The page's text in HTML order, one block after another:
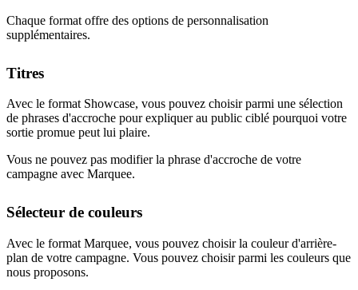
Chaque format offre des options de personnalisation
supplémentaires.
Titres
Avec le format Showcase, vous pouvez choisir parmi une sélection
de phrases d'accroche pour expliquer au public ciblé pourquoi votre
sortie promue peut lui plaire.
Vous ne pouvez pas modifier la phrase d'accroche de votre
campagne avec Marquee.
Sélecteur de couleurs
Avec le format Marquee, vous pouvez choisir la couleur d'arrière-
plan de votre campagne. Vous pouvez choisir parmi les couleurs que
nous proposons.